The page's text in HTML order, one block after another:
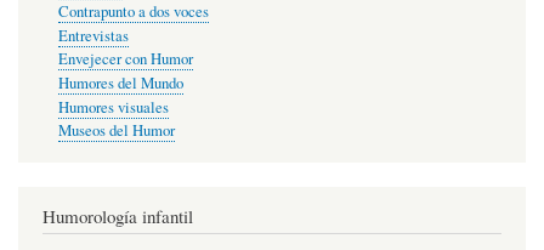
Contrapunto a dos voces
Entrevistas
Envejecer con Humor
Humores del Mundo
Humores visuales
Museos del Humor
Humorología infantil